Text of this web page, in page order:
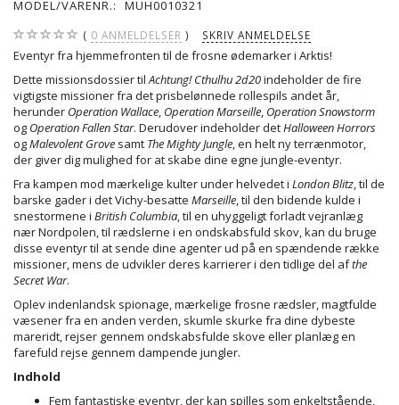
MODEL/VARENR.: MUH0010321
0 ANMELDELSER SKRIV ANMELDELSE
Eventyr fra hjemmefronten til de frosne ødemarker i Arktis!
Dette missionsdossier tilAchtung! Cthulhu 2d20indeholder de fire
vigtigste missioner fra det prisbelønnede rollespils andet år,
herunder Operation Wallace, Operation Marseille, Operation Snowstorm
og Operation Fallen Star. Derudover indeholder detHalloween Horrors
ogMalevolent Grove samt The Mighty Jungle, en helt ny terrænmotor,
der giver dig mulighed for at skabe dine egne jungle-eventyr.
Fra kampen mod mærkelige kulter under helvedet i London Blitz, til de
barske gader i det Vichy-besatte Marseille, til den bidende kulde i
snestormene i British Columbia, til en uhyggeligt forladt vejranlæg
nær Nordpolen, til rædslerne i en ondskabsfuld skov, kan du bruge
disse eventyr til at sende dine agenter ud på en spændende række
missioner, mens de udvikler deres karrierer i den tidlige del afthe
Secret War.
Oplev indenlandsk spionage, mærkelige frosne rædsler, magtfulde
væsener fra en anden verden, skumle skurke fra dine dybeste
mareridt, rejser gennem ondskabsfulde skove eller planlæg en
farefuld rejse gennem dampende jungler.
Indhold
Fem fantastiske eventyr, der kan spilles som enkeltstående,